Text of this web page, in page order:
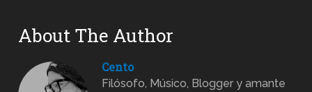
About The Author
Cento
Filósofo, Músico, Blogger y amante